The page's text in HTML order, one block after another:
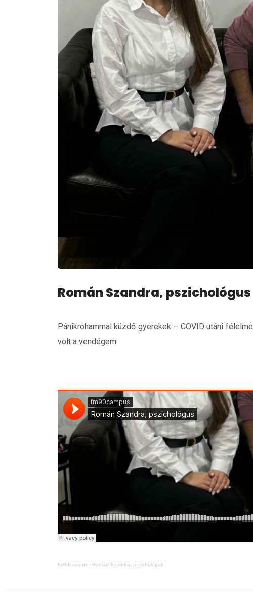
Román Szandra, pszichológus
Pánikrohammal küzdő gyerekek – COVID utáni
volt a vendégem.
fm90campus · Román Szandra, pszichológus